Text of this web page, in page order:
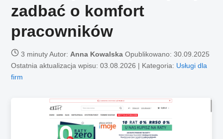
zadbać o komfort
pracowników
3 minutyAutor: Anna Kowalska Opublikowano:30.09.2025
Ostatnia aktualizacja wpisu: 03.08.2026 | Kategoria: Usługi dla
firm